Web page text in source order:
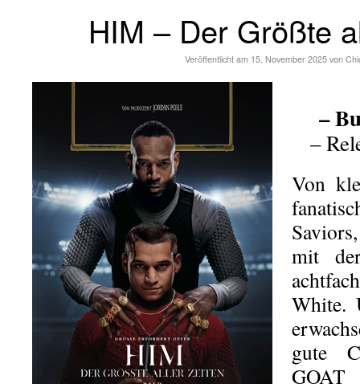
HIM – Der Größte
Veröffentlicht am 15. November 2025 von
–
–
Von
mit
White.
gute